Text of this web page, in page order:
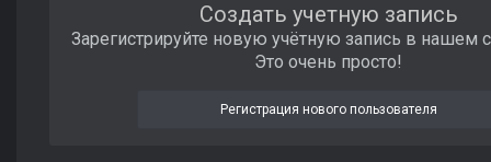
Создать учетную запись
Зарегистрируйте новую учётную запись в нашем
Это очень просто!
Регистрация нового пользователя